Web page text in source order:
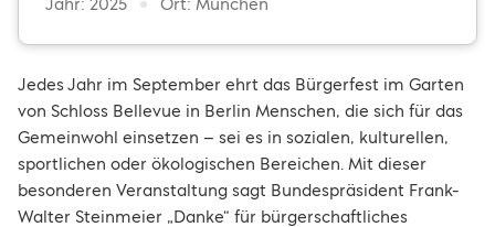
Jahr: 2025 Ort: München
Jedes Jahr im September ehrt das Bürgerfest im Garten
von Schloss Bellevue in Berlin Menschen, die sich für das
Gemeinwohl einsetzen – sei es in sozialen, kulturellen,
sportlichen oder ökologischen Bereichen. Mit dieser
besonderen Veranstaltung sagt Bundespräsident Frank-
Walter Steinmeier „Danke“ für bürgerschaftliches